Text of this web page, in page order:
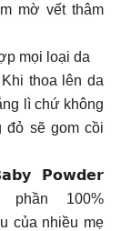
mờ vết thâm
mọi loại da
thoa lên da
lì chứ không
đỏ sẽ gom cồi
𝗣𝗼𝘄𝗱𝗲𝗿
100%
của nhiều mẹ